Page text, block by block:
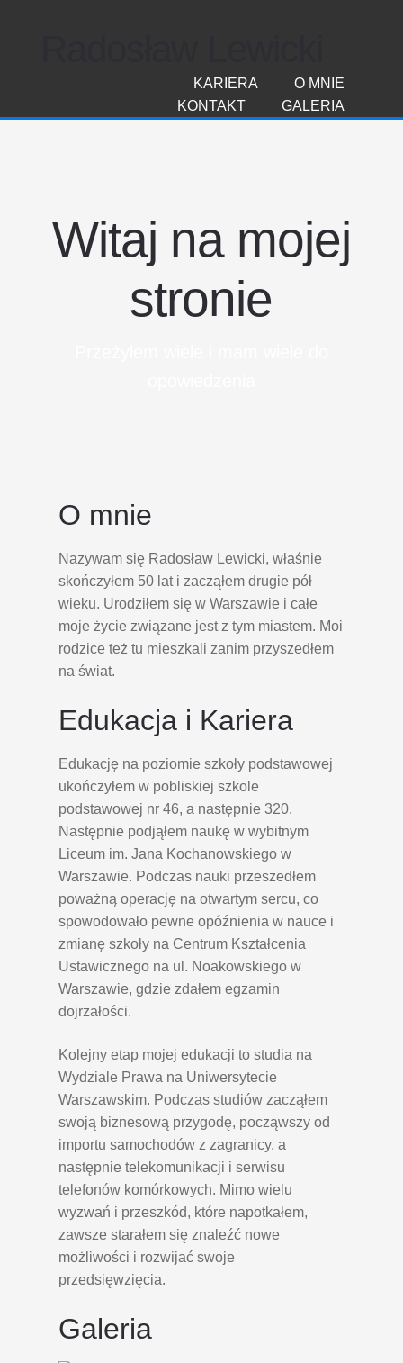
O MNIE
KARIERA
GALERIA
KONTAKT
Witaj na mojej
stronie
O mnie
Nazywam się Radosław Lewicki, właśnie
skończyłem 50 lat i zacząłem drugie pół
wieku. Urodziłem się w Warszawie i całe
moje życie związane jest z tym miastem. Moi
rodzice też tu mieszkali zanim przyszedłem
na świat.
Edukacja i Kariera
Edukację na poziomie szkoły podstawowej
ukończyłem w pobliskiej szkole
podstawowej nr 46, a następnie 320.
Następnie podjąłem naukę w wybitnym
Liceum im. Jana Kochanowskiego w
Warszawie. Podczas nauki przeszedłem
poważną operację na otwartym sercu, co
spowodowało pewne opóźnienia w nauce i
zmianę szkoły na Centrum Kształcenia
Ustawicznego na ul. Noakowskiego w
Warszawie, gdzie zdałem egzamin
dojrzałości.
Kolejny etap mojej edukacji to studia na
Wydziale Prawa na Uniwersytecie
Warszawskim. Podczas studiów zacząłem
swoją biznesową przygodę, począwszy od
importu samochodów z zagranicy, a
następnie telekomunikacji i serwisu
telefonów komórkowych. Mimo wielu
wyzwań i przeszkód, które napotkałem,
zawsze starałem się znaleźć nowe
możliwości i rozwijać swoje
przedsięwzięcia.
Galeria